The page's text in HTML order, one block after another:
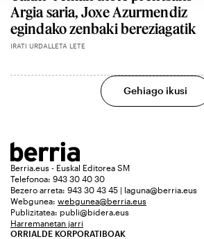
Argia saria, Joxe Azurmendiz
egindako zenbaki bereziagatik
IRATI URDALLETA LETE
Gehiago ikusi
Berria.eus - Euskal Editorea SM
Telefonoa: 943 30 40 30
Bezero arreta: 943 30 43 45 | laguna@berria.eus
Webgunea: webgunea@berria.eus
Publizitatea: publi@bidera.eus
Harremanetan jarri
ORRIALDE KORPORATIBOAK